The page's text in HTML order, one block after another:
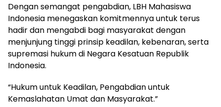
Dengan semangat pengabdian, LBH Mahasiswa
Indonesia menegaskan komitmennya untuk terus
hadir dan mengabdi bagi masyarakat dengan
menjunjung tinggi prinsip keadilan, kebenaran, serta
supremasi hukum di Negara Kesatuan Republik
Indonesia.
“Hukum untuk Keadilan, Pengabdian untuk
Kemaslahatan Umat dan Masyarakat.”